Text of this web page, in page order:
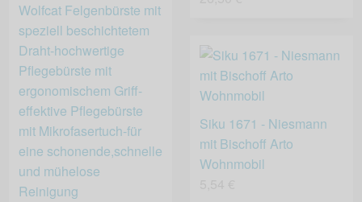
Wolfcat Felgenbürste mit
speziell beschichtetem
Draht-hochwertige
Pflegebürste mit
ergonomischem Griff-
effektive Pflegebürste
mit Mikrofasertuch-für
eine schonende,schnelle
und mühelose
Reinigung
Siku 1671 - Niesmann
mit Bischoff Arto
Wohnmobil